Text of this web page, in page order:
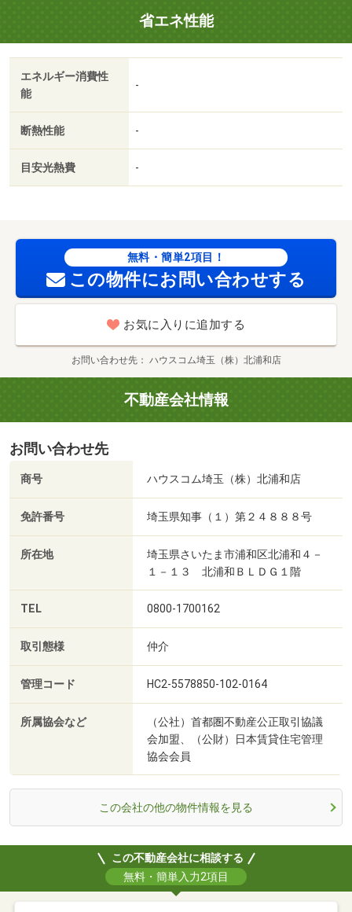
飼育時（犬・猫可）敷金積み増し料金（償却）有り／バス
トイレ別／バルコニー／エアコン／ガスコンロ対応／クロ
ゼット／フローリング／ＴＶインターホン／浴室乾燥機／
室内洗濯置／シューズボックス／システムキッチン／追焚
機能浴室／温水洗浄便座／脱衣所／洗面所独立／洗面化粧
／ペット相談／駐車場１台無料／全居室洋室／駐車２台可
／全居室フローリング／２沿線利用可／駐車場２台無料／
築２年以内／２４時間換気システム／築３年以内／２駅利
／礼金１ヶ月／ＩＴ重説 対応物件／スーパーバリュー
大宮三橋店（スーパー）まで９６３ｍ／ヤオコー 大宮上
小町店（スーパー）まで１４６８ｍ／バーミヤン与野本町
店（飲食店）まで２６２９ｍ／イオン大宮店（その他）ま
で２８３１ｍ／大宮高島屋（その他）まで２７７５ｍ／マ
ルエツ 大成店（スーパー）まで３６６９ｍ
省エネ性能
エネルギー消費性
能
-
断熱性能 -
目安光熱費 -
無料・簡単2項目！
この物件にお問い合わせする
お気に入りに追加する
お問い合わせ先 ハウスコム埼玉（株）北浦和店
不動産会社情報
お問い合わせ先
商号 ハウスコム埼玉（株）北浦和店
免許番号 埼玉県知事（１）第２４８８８号
所在地
埼玉県さいたま市浦和区北浦和４－
１－１３ 北浦和ＢＬＤＧ１階
TEL 0800-1700162
取引態様 仲介
管理コード HC2-5578850-102-0164
所属協会など
（公社）首都圏不動産公正取引協議
会加盟、（公財）日本賃貸住宅管理
協会会員
この会社の他の物件情報を見る
この不動産会社に相談する
無料・簡単入力2項目